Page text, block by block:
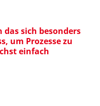
das sich besonders
um Prozesse zu
einfach